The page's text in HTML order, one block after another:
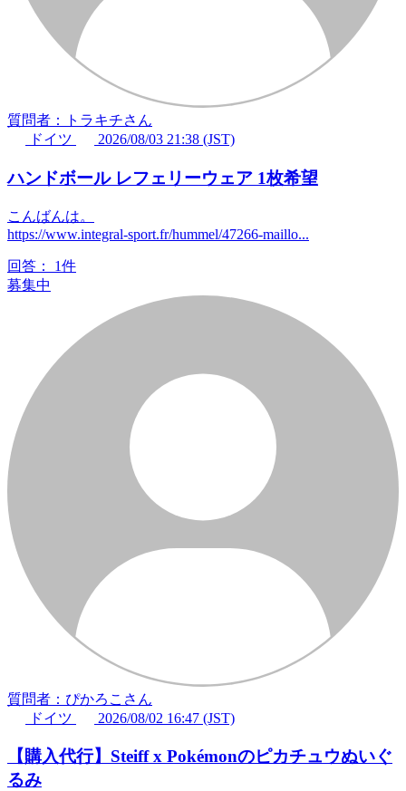
質問者：トラキチさん
ドイツ
2026/08/03 21:38 (JST)
ハンドボール レフェリーウェア 1枚希望
こんばんは。
https://www.integral-sport.fr/hummel/47266-maillo...
回答：
1件
募集中
質問者：ぴかろこさん
ドイツ
2026/08/02 16:47 (JST)
【購入代行】Steiff x Pokémonのピカチュウぬいぐ
るみ